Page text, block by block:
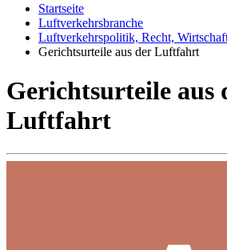
Startseite
Luftverkehrsbranche
Luftverkehrspolitik, Recht,
Gerichtsurteile aus der Luftfahrt
Gerichtsurteile aus
Luftfahrt